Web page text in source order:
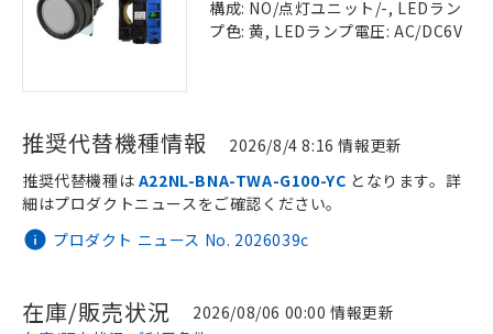
構成: NO/点灯ユニット/-, LEDラン
プ色: 黄, LEDランプ電圧: AC/DC6V
推奨代替機種情報 2026/8/4 8:16 情報更新
プロダクト ニュース No. 2026039c
推奨代替機種は A22NL-BNA-TWA-G100-YC となります。詳
細はプロダクトニュースをご確認ください。
在庫/販売状況
2026/08/06 00:00 情報更新